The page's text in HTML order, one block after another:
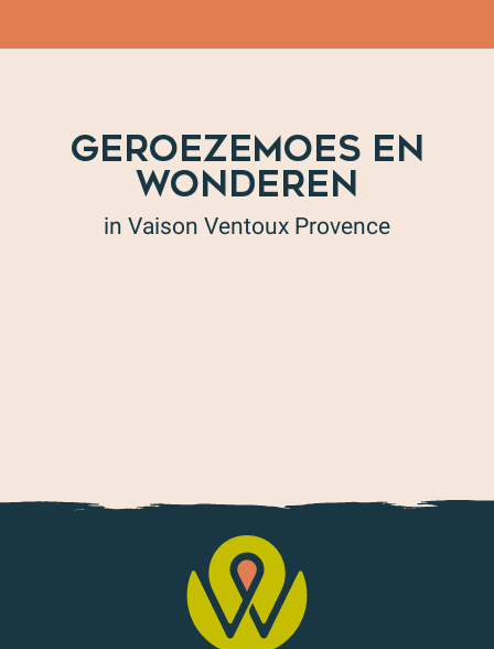
GEROEZEMOES EN
WONDEREN
in Vaison Ventoux Provence